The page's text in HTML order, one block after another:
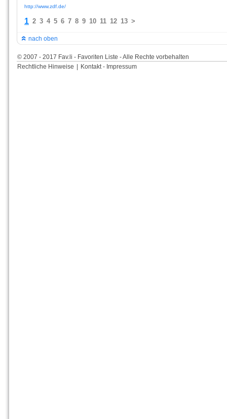
http://www.zdf.de/
1 2 3 4 5 6 7 8 9 10 11 12 13 >
nach oben
© 2007 - 2017 Fav.li - Favoriten Liste - Alle Rechte vorbehalten
Rechtliche Hinweise
Kontakt - Impressum